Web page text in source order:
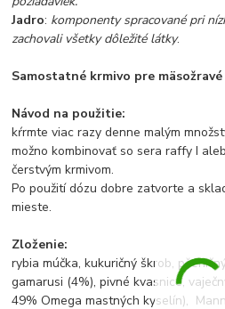
Jadro: komponenty spracované pri
zachovali všetky dôležité látky.
Samostatné krmivo pre
Návod na použitie:
kŕrmte viac razy denne malým
možno kombinovať so sera raffy I
čerstvým krmivom.
Po použití dózu dobre zatvorte a
mieste.
Zloženie:
rybia múčka, kukuričný škrob,
gamarusi (4%), pivné kvasnice,
49% Omega mastných kyselín),